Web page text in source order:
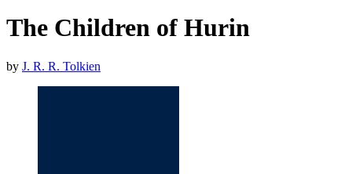
The Children of Hurin
by J. R. R. Tolkien